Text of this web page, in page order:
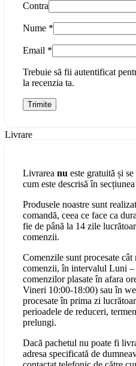
Contra
Nume *
Email *
Trebuie să fii autentificat
la recenzia ta.
Livrare
Livrarea nu este gratuită și
cum este descrisă în
Produsele noastre sunt
comandă, ceea ce face ca
fie de până la 14 zile
comenzii.
Comenzile sunt procesate
comenzii, în intervalul Luni
comenzilor plasate în afara
Vineri 10:00-18:00) sau în
procesate în prima zi
perioadele de reduceri,
prelungi.
Dacă pachetul nu poate fi
adresa specificată de